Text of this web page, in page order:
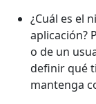
¿Cuál es el
aplicación?
o de un
definir qué
mantenga